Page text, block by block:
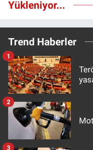
Yükleniyor...
Trend Haberler
1
2
3